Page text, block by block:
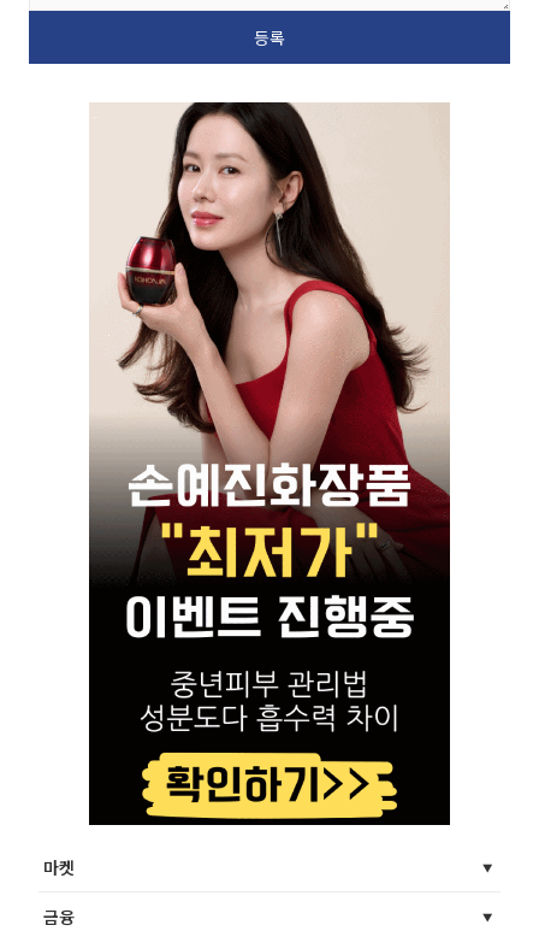
마켓
금융